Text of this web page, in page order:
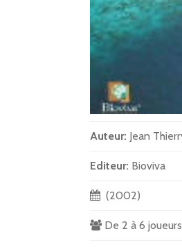
Auteur: Jean
Editeur: Bioviva
(2002)
De 2 à 6 joueurs